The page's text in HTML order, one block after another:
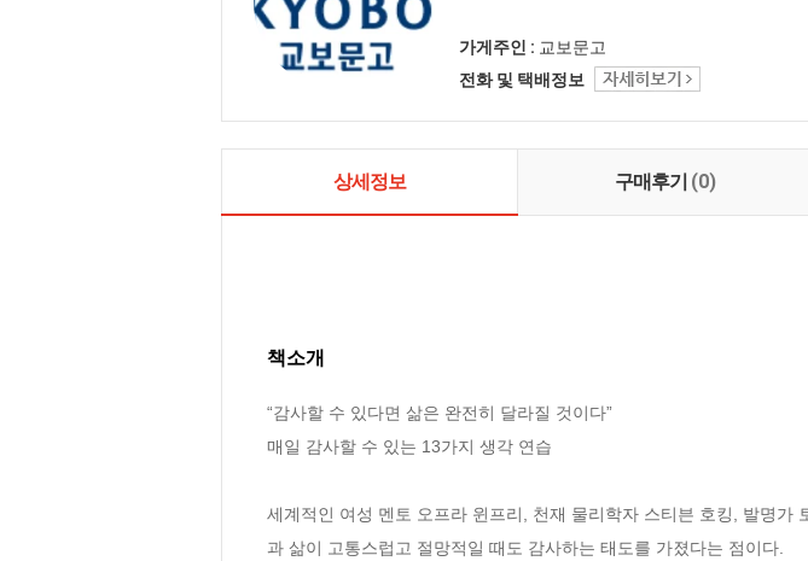
가게주인 : 교보문고
전화 및 택배정보
상세정보 구매후기 (0)
책소개
“감사할 수 있다면 삶은 완전히 달라질 것이다”
매일 감사할 수 있는 13가지 생각 연습
세계적인 여성 멘토 오프라 윈프리, 천재 물리학자 스티븐 호킹, 발명
과 삶이 고통스럽고 절망적일 때도 감사하는 태도를 가졌다는 점이다.